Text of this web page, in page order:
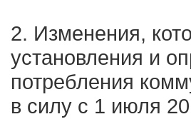
2. Изменения,
установления и
потребления
в силу с 1 июля